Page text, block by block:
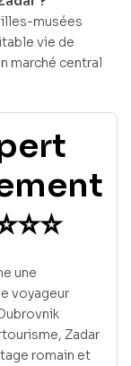
musées
vie de
marché central
une
voyageur
Zadar
romain et